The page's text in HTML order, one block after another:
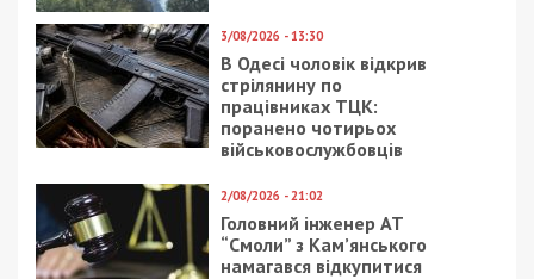
Следующая статья:
Поліцейський з Хмельницького побив
затриманого, що перебував у кайданках
СУСПІЛЬСТВО